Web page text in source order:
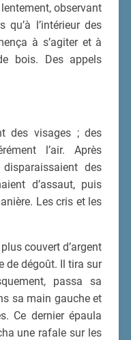
observant
qu’à l’intérieur des
à s’agiter et à
bois. Des appels
des visages ; des
l’air. Après
des
d’assaut, puis
Les cris et les
couvert d’argent
de dégoût. Il tira sur
passa sa
sa main gauche et
Ce dernier épaula
une rafale sur les